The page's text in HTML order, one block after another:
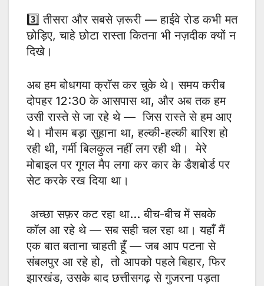
3️⃣ तीसरा और सबसे ज़रूरी — हाईवे रोड कभी मत
छोड़िए, चाहे छोटा रास्ता कितना भी नज़दीक क्यों न
दिखे।
अब हम बोधगया क्रॉस कर चुके थे। समय करीब
दोपहर 12:30 के आसपास था, और अब तक हम
उसी रास्ते से जा रहे थे — जिस रास्ते से हम आए
थे। मौसम बड़ा सुहाना था, हल्की-हल्की बारिश हो
रही थी, गर्मी बिलकुल नहीं लग रही थी। मेरे
मोबाइल पर गूगल मैप लगा कर कार के डैशबोर्ड पर
सेट करके रख दिया था।
अच्छा सफ़र कट रहा था… बीच-बीच में सबके
कॉल आ रहे थे — सब सही चल रहा था। यहाँ मैं
एक बात बताना चाहती हूँ — जब आप पटना से
संबलपुर आ रहे हो, तो आपको पहले बिहार, फिर
झारखंड, उसके बाद छत्तीसगढ़ से गुजरना पड़ता